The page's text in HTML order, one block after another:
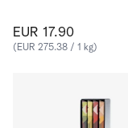
EUR 17.90
(EUR 275.38 / 1 kg)